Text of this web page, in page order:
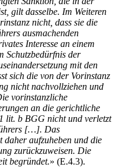
gilt dasselbe. Im Weiteren
nicht, dass sie die
ausmachenden
Interesse an einem
Schutzbedürfnis der
mit den
sich die von der Vorinstanz
nicht nachvollziehen und
vorinstanzliche
an die gerichtliche
lit. b BGG nicht und verletzt
[…]. Das
daher aufzuheben und die
zurückzuweisen. Die
begründet.» (E.4.3).